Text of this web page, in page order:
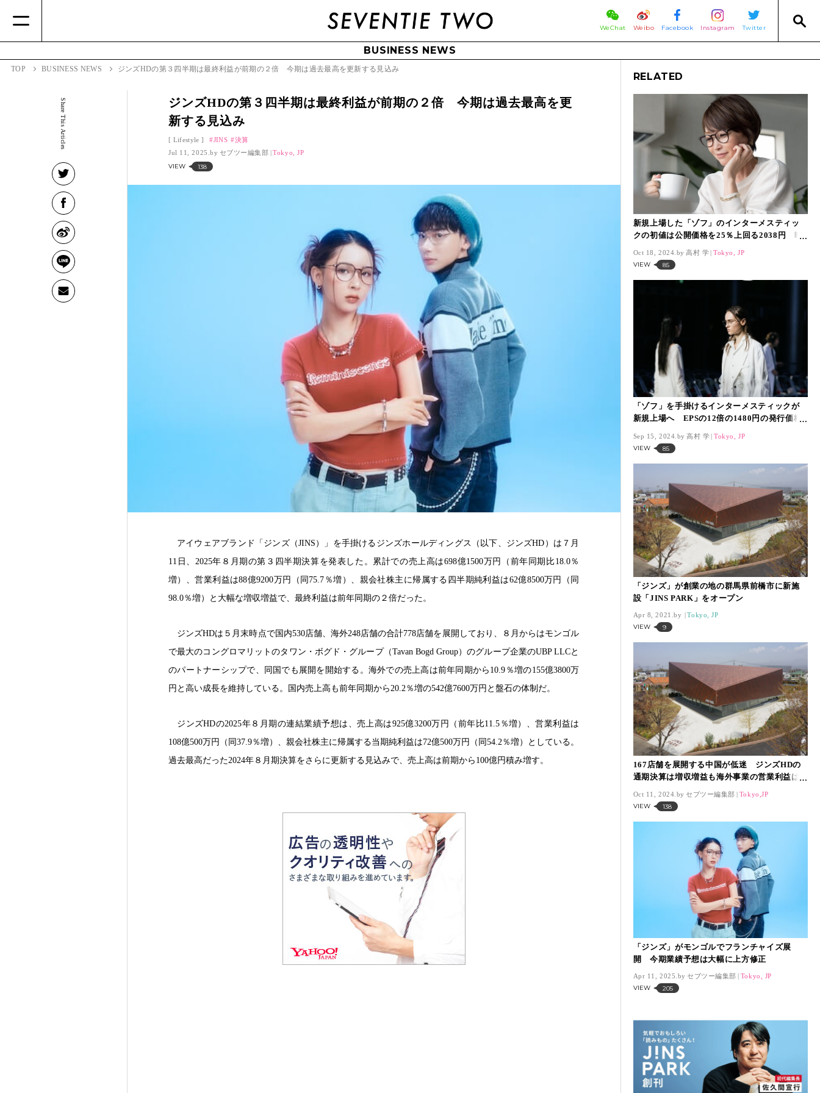
WeChat Weibo Facebook Instagram Twitter
BUSINESS NEWS
TOP BUSINESS NEWS ジンズHDの第３四半期は最終利益が前期の２倍 今期は過去最高を更新する見込み
Share This Articles
ジンズHDの第３四半期は最終利益が前期の２倍 今期は過去最高を更
新する見込み
Lifestyle JINS
決算
Jul 11, 2025.
セブツー編集部 Tokyo, JP
VIEW 138
アイウェアブランド「ジンズ（JINS）」を手掛けるジンズホールディングス（以下、ジンズHD）は７月
11日、2025年８月期の第３四半期決算を発表した。累計での売上高は698億1500万円（前年同期比18.0％
増）、営業利益は88億9200万円（同75.7％増）、親会社株主に帰属する四半期純利益は62億8500万円（同
98.0％増）と大幅な増収増益で、最終利益は前年同期の２倍だった。
ジンズHDは５月末時点で国内530店舗、海外248店舗の合計778店舗を展開しており、８月からはモンゴル
で最大のコングロマリットのタワン・ボグド・グループ（Tavan Bogd Group）のグループ企業のUBP LLCと
のパートナーシップで、同国でも展開を開始する。海外での売上高は前年同期から10.9％増の155億3800万
円と高い成長を維持している。国内売上高も前年同期から20.2％増の542億7600万円と盤石の体制だ。
ジンズHDの2025年８月期の連結業績予想は、売上高は925億3200万円（前年比11.5％増）、営業利益は
108億500万円（同37.9％増）、親会社株主に帰属する当期純利益は72億500万円（同54.2％増）としている。
過去最高だった2024年８月期決算をさらに更新する見込みで、売上高は前期から100億円積み増す。
RELATED
新規上場した「ゾフ」のインターメスティッ
クの初値は公開価格を25％上回る2038円 時
Oct 18, 2024. 高村 学 Tokyo, JP
VIEW 85
「ゾフ」を手掛けるインターメスティックが
新規上場へ EPSの12倍の1480円の発行価格
Sep 15, 2024. 高村 学 Tokyo, JP
VIEW 85
「ジンズ」が創業の地の群馬県前橋市に新施
設「JINS PARK」をオープン
Apr 8, 2021. Tokyo, JP
VIEW 9
167店舗を展開する中国が低迷 ジンズHDの
通期決算は増収増益も海外事業の営業利益は
Oct 11, 2024. セブツー編集部 Tokyo,JP
VIEW 138
「ジンズ」がモンゴルでフランチャイズ展
開 今期業績予想は大幅に上方修正
Apr 11, 2025. セブツー編集部 Tokyo, JP
VIEW 205